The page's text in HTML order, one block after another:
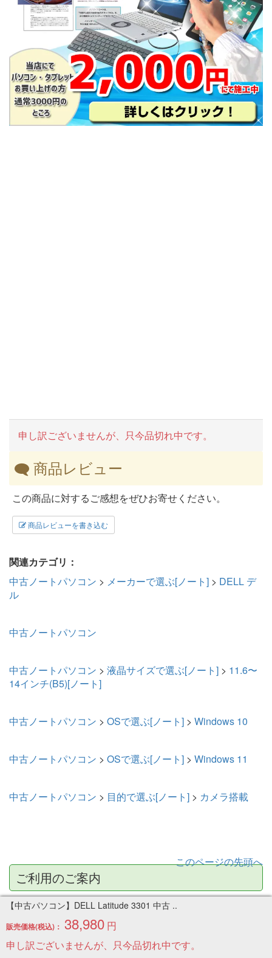
申し訳ございませんが、只今品切れ中です。
【中古パソコン】DELL Latitude 3301 中古 ..
販売価格(税込)： 38,980 円
申し訳ございませんが、只今品切れ中です。
商品レビュー
この商品に対するご感想をぜひお寄せください。
商品レビューを書き込む
関連カテゴリ：
中古ノートパソコン > メーカーで選ぶ[ノート] > DELL デ
ル
中古ノートパソコン
中古ノートパソコン > 液晶サイズで選ぶ[ノート] > 11.6〜
14インチ(B5)[ノート]
中古ノートパソコン > OSで選ぶ[ノート] > Windows 10
中古ノートパソコン > OSで選ぶ[ノート] > Windows 11
中古ノートパソコン > 目的で選ぶ[ノート] > カメラ搭載
このページの先頭へ
ご利用のご案内
◆レンタル商品について
お支払いはカード決済のみとなっています